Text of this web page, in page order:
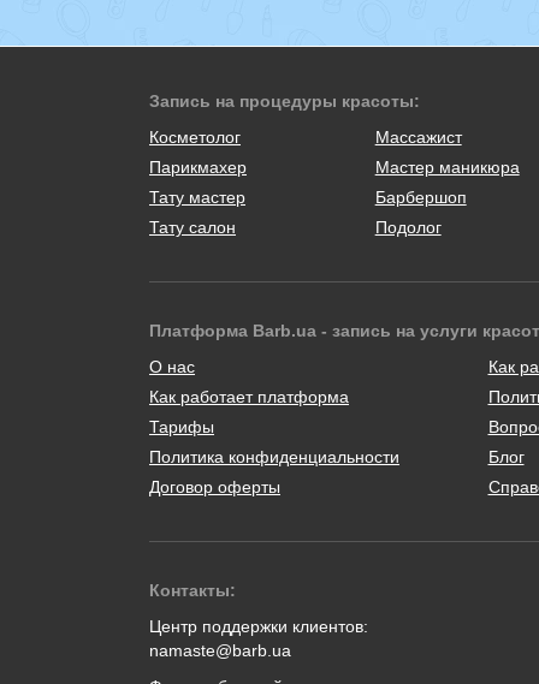
Запись на процедуры красоты:
Косметолог
Массажист
Парикмахер
Мастер маникюра
Тату мастер
Барбершоп
Тату салон
Подолог
Платформа Barb.ua - запись на услуги
О нас
Как работает платформа
Тарифы
Политика конфиденциальности
Договор оферты
Как
Блог
Контакты:
Центр поддержки клиентов:
namaste@barb.ua